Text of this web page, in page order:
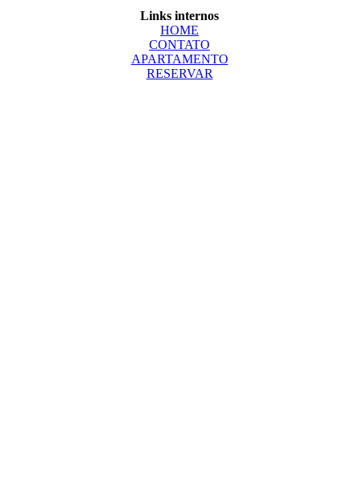
Links internos
HOME
CONTATO
APARTAMENTO
RESERVAR